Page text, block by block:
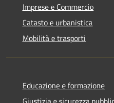
Imprese e Commercio
Catasto e urbanistica
Mobilità e trasporti
Educazione e formazione